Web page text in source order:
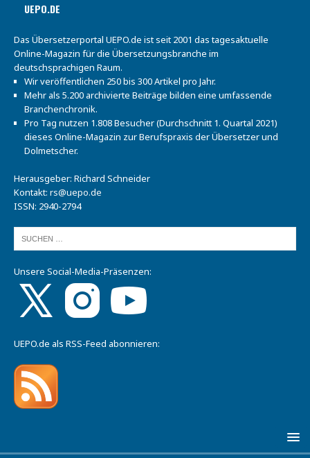
UEPO.DE
Das Übersetzerportal UEPO.de ist seit 2001 das tagesaktuelle
Online-Magazin für die Übersetzungsbranche im
deutschsprachigen Raum.
Wir veröffentlichen 250 bis 300 Artikel pro Jahr.
Mehr als 5.200 archivierte Beiträge bilden eine umfassende
Branchenchronik.
Pro Tag nutzen 1.808 Besucher (Durchschnitt 1. Quartal 2021)
dieses Online-Magazin zur Berufspraxis der Übersetzer und
Dolmetscher.
Herausgeber: Richard Schneider
Kontakt: rs@uepo.de
ISSN: 2940-2794
Unsere Social-Media-Präsenzen:
UEPO.de als RSS-Feed abonnieren: